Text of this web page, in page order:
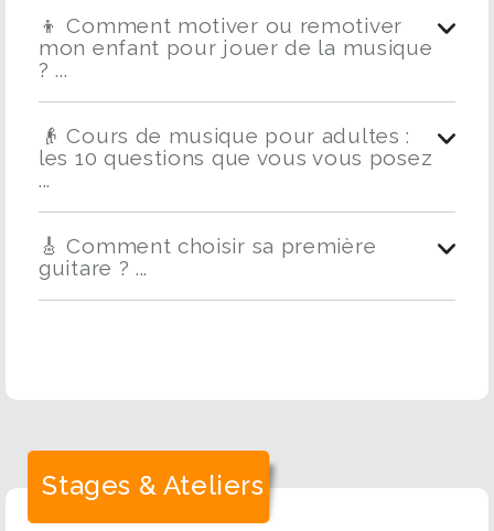
👦 Comment motiver ou remotiver
mon enfant pour jouer de la musique
? ...
👴 Cours de musique pour adultes :
les 10 questions que vous vous posez
...
🎸 Comment choisir sa première
guitare ? ...
Stages & Ateliers